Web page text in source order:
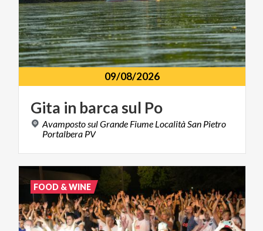
09/08/2026
Gita in barca sul Po
Avamposto sul Grande Fiume Località San Pietro
Portalbera PV
FOOD & WINE